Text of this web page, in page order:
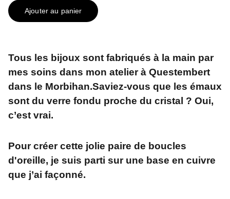
Ajouter au panier
Tous les bijoux sont fabriqués à la main par
mes soins dans mon atelier à Questembert
dans le Morbihan.Saviez-vous que les émaux
sont du verre fondu proche du cristal ? Oui,
c’est vrai.
Pour créer cette jolie paire de boucles
d'oreille, je suis parti sur une base en cuivre
que j’ai façonné.